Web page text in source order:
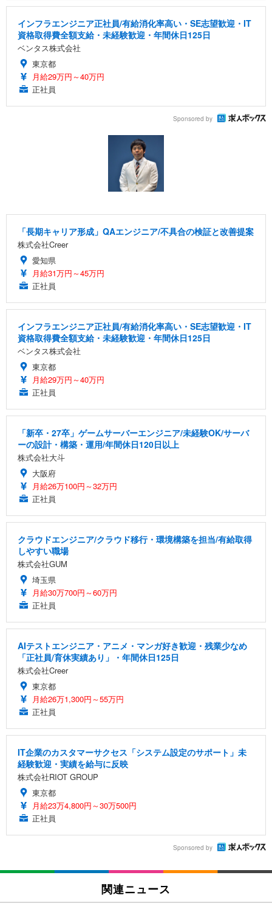
インフラエンジニア正社員/有給消化率高い・SE志望歓迎・IT
資格取得費全額支給・未経験歓迎・年間休日125日
ベンタス株式会社
東京都
月給29万円～40万円
正社員
Sponsored by
「長期キャリア形成」QAエンジニア/不具合の検証と改善提案
株式会社Creer
愛知県
月給31万円～45万円
正社員
インフラエンジニア正社員/有給消化率高い・SE志望歓迎・IT
資格取得費全額支給・未経験歓迎・年間休日125日
ベンタス株式会社
東京都
月給29万円～40万円
正社員
「新卒・27卒」ゲームサーバーエンジニア/未経験OK/サーバ
ーの設計・構築・運用/年間休日120日以上
株式会社大斗
大阪府
月給26万100円～32万円
正社員
クラウドエンジニア/クラウド移行・環境構築を担当/有給取得
しやすい職場
株式会社GUM
埼玉県
月給30万700円～60万円
正社員
AIテストエンジニア・アニメ・マンガ好き歓迎・残業少なめ
「正社員/育休実績あり」・年間休日125日
株式会社Creer
東京都
月給26万1,300円～55万円
正社員
IT企業のカスタマーサクセス「システム設定のサポート」未
経験歓迎・実績を給与に反映
株式会社RIOT GROUP
東京都
月給23万4,800円～30万500円
正社員
Sponsored by
関連ニュース